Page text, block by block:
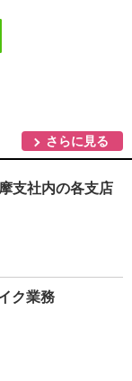
さらに見る
支社内の各支店
ク業務